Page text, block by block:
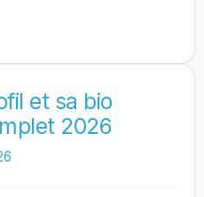
et sa bio
2026